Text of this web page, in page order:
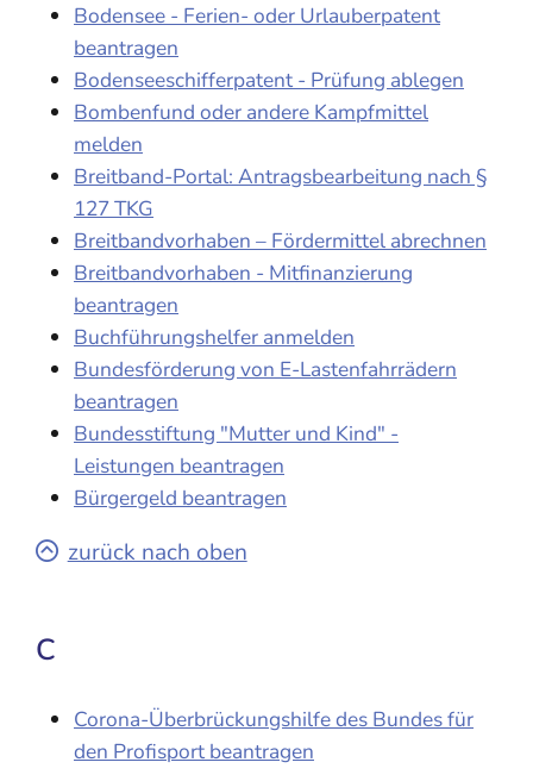
Bodensee - Ferien- oder Urlauberpatent
beantragen
Bodenseeschifferpatent - Prüfung ablegen
Bombenfund oder andere Kampfmittel
melden
Breitband-Portal: Antragsbearbeitung nach §
127 TKG
Breitbandvorhaben – Fördermittel abrechnen
Breitbandvorhaben - Mitfinanzierung
beantragen
Buchführungshelfer anmelden
Bundesförderung von E-Lastenfahrrädern
beantragen
Bundesstiftung "Mutter und Kind" -
Leistungen beantragen
Bürgergeld beantragen
zurück nach oben
C
Corona-Überbrückungshilfe des Bundes für
den Profisport beantragen